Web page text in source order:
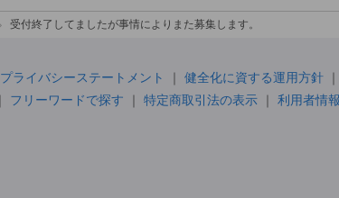
受付終了してましたが事情によりまた募集します。
プライバシーステートメント
健全化に資する運用方針
フリーワードで探す 特定商取引法の表示 利用者情